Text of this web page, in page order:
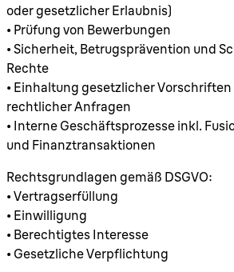
oder gesetzlicher Erlaubnis)
• Prüfung von Bewerbungen
• Sicherheit, Betrugsprävention und
Rechte
• Einhaltung gesetzlicher
rechtlicher Anfragen
• Interne Geschäftsprozesse inkl.
und Finanztransaktionen
Rechtsgrundlagen gemäß DSGVO:
• Vertragserfüllung
• Einwilligung
• Berechtigtes Interesse
• Gesetzliche Verpflichtung